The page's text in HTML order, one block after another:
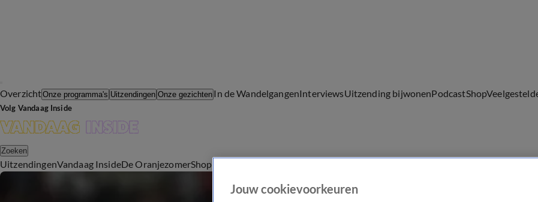
OverzichtOnze programma's Uitzendingen Onze gezichten In de WandelgangenInterviewsUitzending bijwonenPodcastShop
Volg Vandaag Inside
Zoeken
UitzendingenVandaag InsideDe OranjezomerShop
Jouw cookievoorkeuren